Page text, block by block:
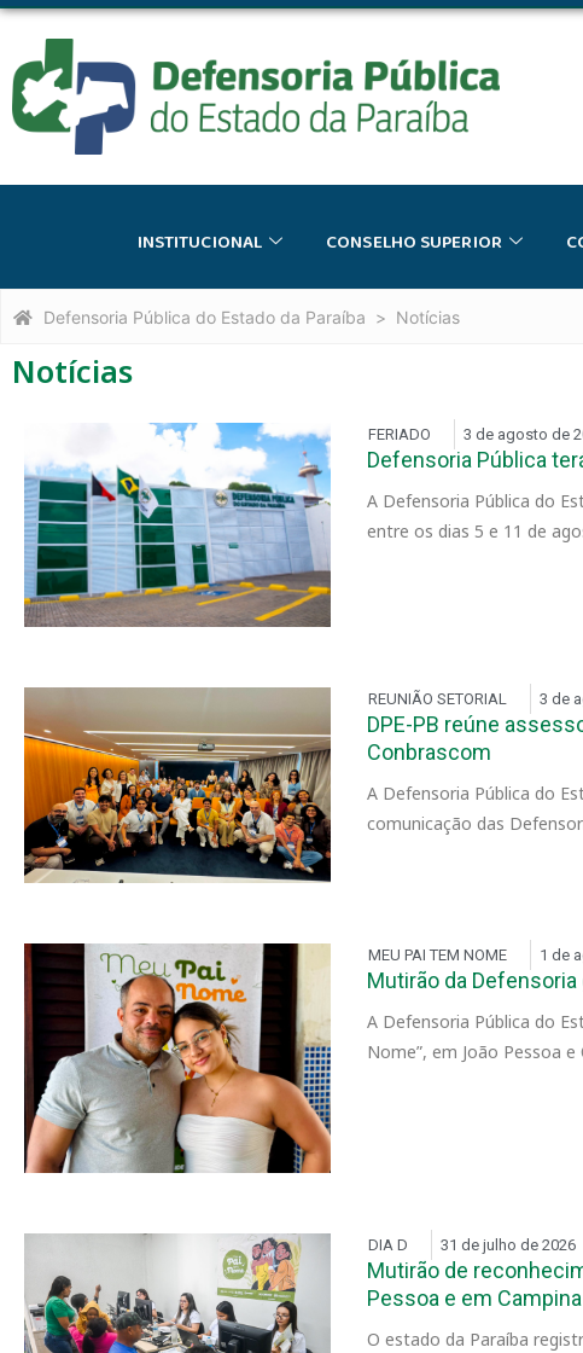
INSTITUCIONAL CONSELHO SUPERIOR
Defensoria Pública do Estado da Paraíba Notícias
Notícias
FERIADO 3 de agosto de
Defensoria Pública
A Defensoria Pública do
entre os dias 5 e 11 de
REUNIÃO SETORIAL 3 de
DPE-PB reúne
Conbrascom
A Defensoria Pública do
comunicação das
MEU PAI TEM NOME 1 de
Mutirão da
A Defensoria Pública do
Nome”, em João Pessoa
DIA D 31 de julho de 2026
Mutirão de
Pessoa e em
O estado da Paraíba